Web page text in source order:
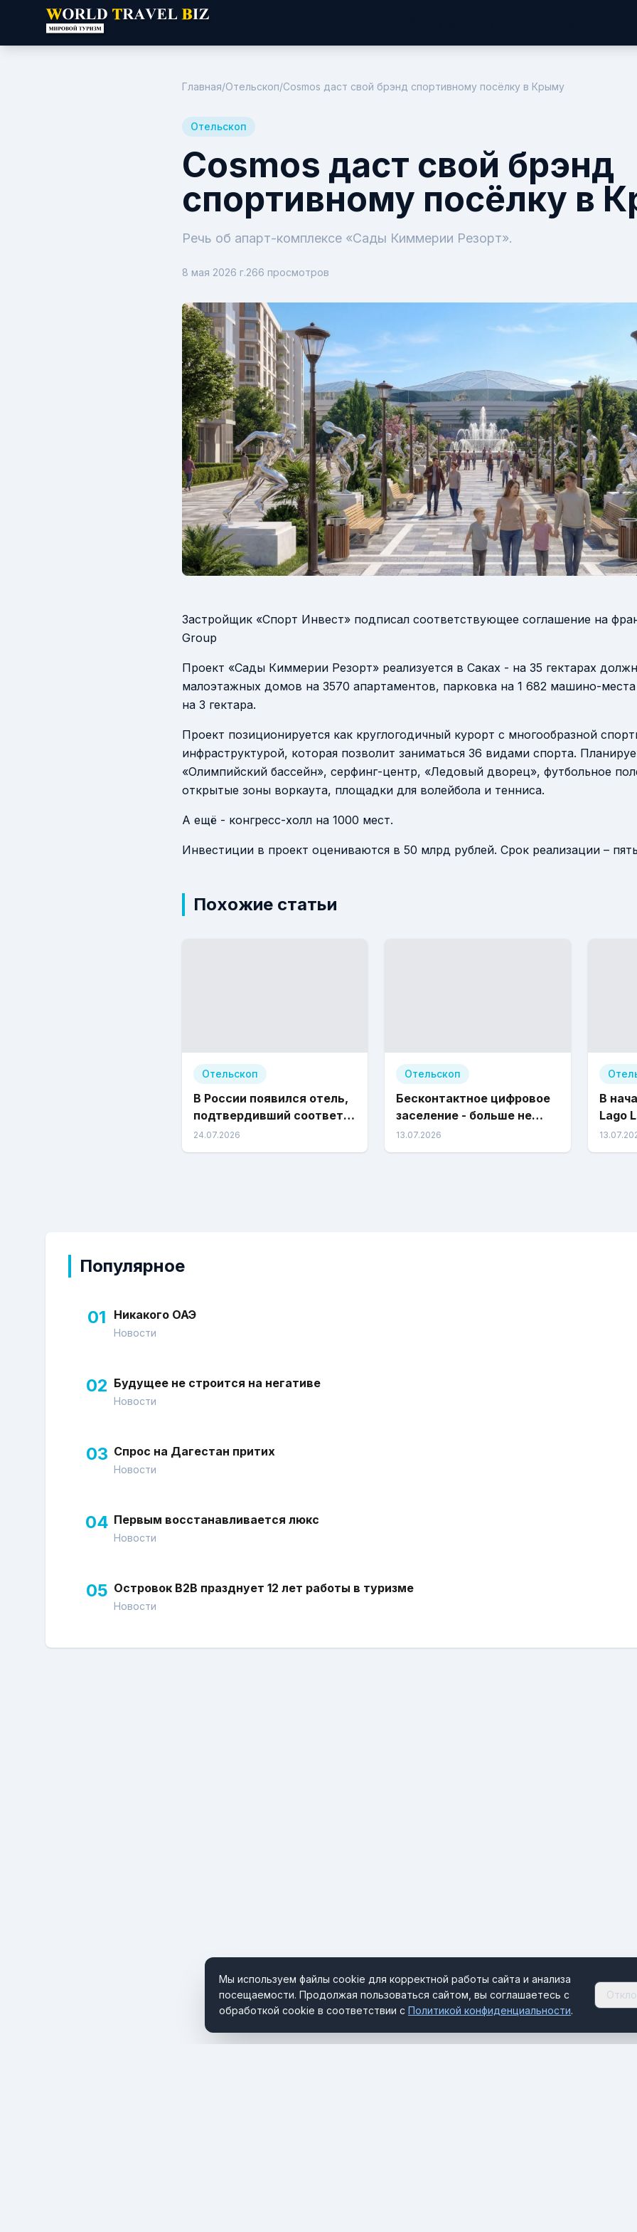
Главная/Отельскоп/Cosmos даст свой брэнд спортивному посёлку в Крыму
Отельскоп
Cosmos даст свой брэнд
спортивному посёлку в
Речь об апарт-комплексе «Сады Киммерии Резорт».
8 мая 2026 г.266 просмотров
Застройщик «Спорт Инвест» подписал соответствующее соглашение на
Group
Проект «Сады Киммерии Резорт» реализуется в Саках - на 35 гектарах
малоэтажных домов на 3570 апартаментов, парковка на 1 682 машино-
на 3 гектара.
Проект позиционируется как круглогодичный курорт с многообразной
инфраструктурой, которая позволит заниматься 36 видами спорта.
«Олимпийский бассейн», серфинг-центр, «Ледовый дворец», футбольное
открытые зоны воркаута, площадки для волейбола и тенниса.
А ещё - конгресс-холл на 1000 мест.
Инвестиции в проект оцениваются в 50 млрд рублей. Срок реализации –
Похожие статьи
Отельскоп
В России появился отель,
подтвердивший соответствие
стандарту «Зеленый
отель»
24.07.2026
Отельскоп
Бесконтактное цифровое
заселение - больше не
модный тренд, а
законодательное
13.07.2026
В
Lago
Популярное
01 Никакого ОАЭ
Новости
02 Будущее не строится на негативе
Новости
03 Спрос на Дагестан притих
Новости
04 Первым восстанавливается люкс
Новости
05 Островок В2В празднует 12 лет работы в туризме
Новости
Мы используем файлы cookie для корректной работы сайта и анализа
посещаемости. Продолжая пользоваться сайтом, вы соглашаетесь с
обработкой cookie в соответствии с Политикой конфиденциальности.